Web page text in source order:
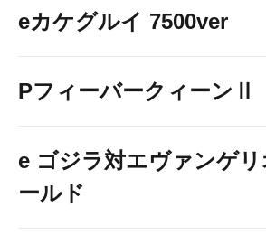
eカケグルイ 7500ver
PフィーバークィーンⅡ
e ゴジラ対エヴァンゲ
ールド